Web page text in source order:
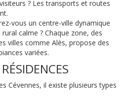
? Les transports et routes
vous un centre-ville dynamique
calme ? Chaque zone, des
villes comme Alès, propose des
variées.
Cévennes, il existe plusieurs types